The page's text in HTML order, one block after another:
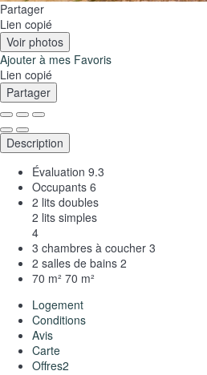
Partager
Lien copié
Voir photos
Ajouter à mes Favoris
Lien copié
Partager
Description
Évaluation 9.3
Occupants 6
2 lits doubles
2 lits simples
4
3 chambres à coucher 3
2 salles de bains 2
70 m² 70 m²
Logement
Conditions
Avis
Carte
Offres2